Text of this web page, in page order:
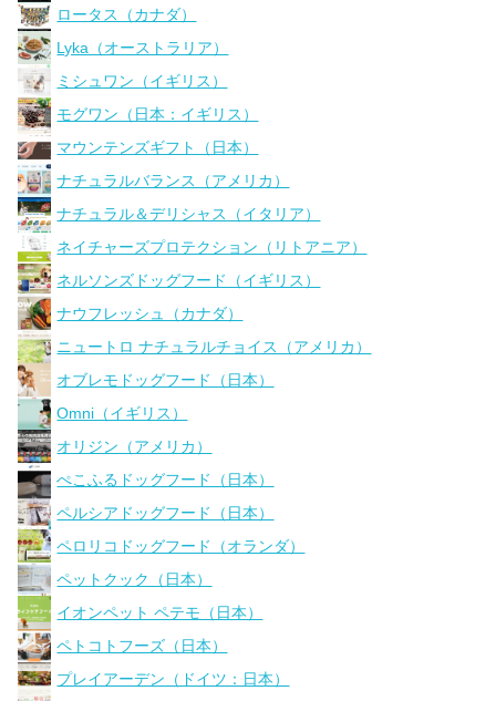
ロータス（カナダ）
Lyka（オーストラリア）
ミシュワン（イギリス）
モグワン（日本：イギリス）
マウンテンズギフト（日本）
ナチュラルバランス（アメリカ）
ナチュラル＆デリシャス（イタリア）
ネイチャーズプロテクション（リトアニア）
ネルソンズドッグフード（イギリス）
ナウフレッシュ（カナダ）
ニュートロ ナチュラルチョイス（アメリカ）
オブレモドッグフード（日本）
Omni（イギリス）
オリジン（アメリカ）
ぺこふるドッグフード（日本）
ペルシアドッグフード（日本）
ペロリコドッグフード（オランダ）
ペットクック（日本）
イオンペット ペテモ（日本）
ペトコトフーズ（日本）
プレイアーデン（ドイツ：日本）